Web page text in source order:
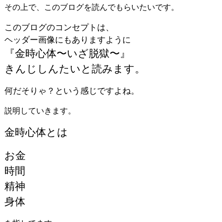
その上で、このブログを読んでもらいたいです。
このブログのコンセプトは、
ヘッダー画像にもありますように
『金時心体〜いざ脱獄〜』
きんじしんたいと読みます。
何だそりゃ？という感じですよね。
説明していきます。
金時心体とは
お金
時間
精神
身体